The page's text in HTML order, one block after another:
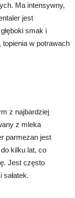
Ma intensywny,
jest
smak i
w potrawach
z najbardziej
z mleka
parmezan jest
kilku lat, co
Jest często